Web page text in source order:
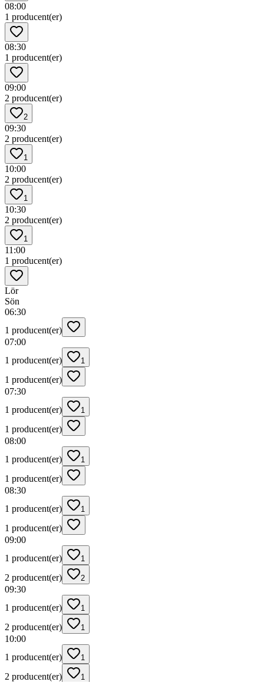
08:00
1 producent(er)
08:30
1 producent(er)
09:00
2 producent(er)
2
09:30
2 producent(er)
1
10:00
2 producent(er)
1
10:30
2 producent(er)
1
11:00
1 producent(er)
Lör
Sön
06:30
1 producent(er)
07:00
1 producent(er)
1
1 producent(er)
07:30
1 producent(er)
1
1 producent(er)
08:00
1 producent(er)
1
1 producent(er)
08:30
1 producent(er)
1
1 producent(er)
09:00
1 producent(er)
1
2 producent(er) 2
09:30
1 producent(er)
1
2 producent(er) 1
10:00
1 producent(er)
1
2 producent(er) 1